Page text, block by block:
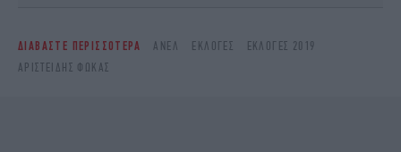
ΔΙΑΒΑΣΤΕ ΠΕΡΙΣΣΟΤΕΡΑ ΑΝΕΛ ΕΚΛΟΓΈΣ
ΕΚΛΟΓΕΣ 2019
ΑΡΙΣΤΕΊΔΗΣ ΦΩΚΆΣ